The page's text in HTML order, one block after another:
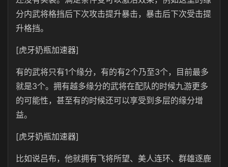
分内武将格挡后下次攻击提升暴击，暴击后下次受击提
升格挡。
[虎牙奶瓶加速器]
有的武将只有1个缘分，有的有2个乃至3个，目前最多
就是3个。拥有越多缘分的武将在配队的时候九游更多
的可能性，甚至有的时候还可以享受到多层的缘分增
益。
[虎牙奶瓶加速器]
比如说吕布，他就拥有飞将所望、美人连环、群雄逐鹿